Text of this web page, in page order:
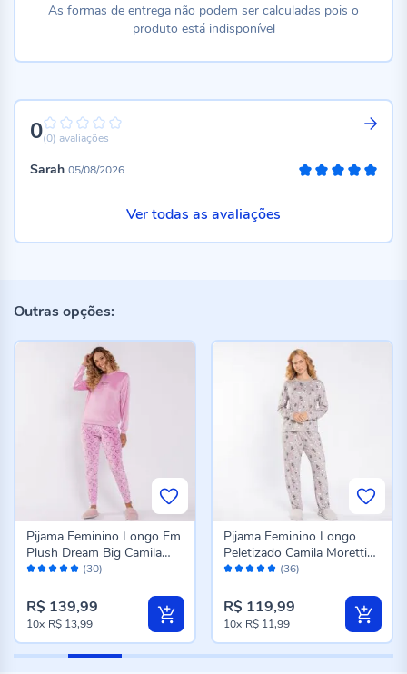
00%
(0) avaliações
Sarah 05/08/2026
Ver todas as avaliações
As formas de entrega não podem ser calculadas pois o
produto está indisponível
Outras opções:
Avaliação: (30)
Pijama Feminino Longo Em
Plush Dream Big Camila
Moretti Rose
R$ 139,99
10x R$ 13,99
Avaliação: (36)
Pijama Feminino Longo
Peletizado Camila Moretti
Cinza Fosco
R$ 119,99
10x R$ 11,99